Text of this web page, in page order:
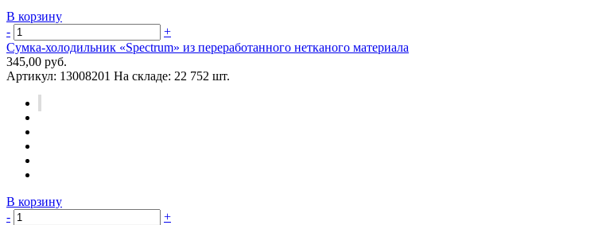
В корзину
-
+
Сумка-холодильник «Spectrum» из переработанного нетканого материала
345,00 руб.
Артикул: 13008201 На складе: 22 752 шт.
В корзину
-
+